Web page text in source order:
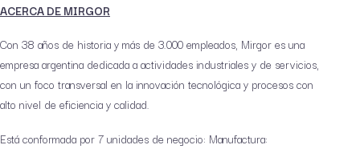
ACERCA DE MIRGOR
Con 38 años de historia y más de 3.000 empleados, Mirgor es una
empresa argentina dedicada a actividades industriales y de servicios,
con un foco transversal en la innovación tecnológica y procesos con
alto nivel de eficiencia y calidad.
Está conformada por 7 unidades de negocio: Manufactura: